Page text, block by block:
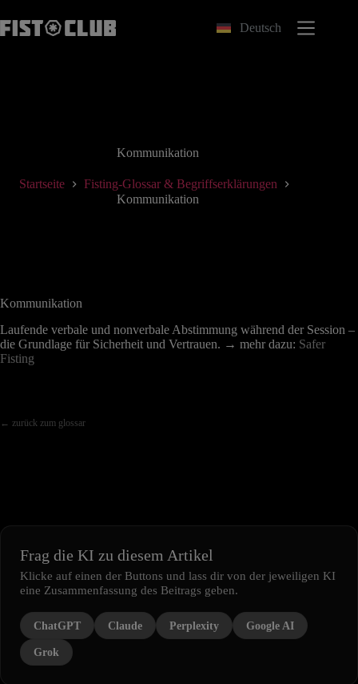
Inhalt
springen
Deutsch
Kommunikation
Startseite
Fisting-Glossar & Begriffserklärungen
Kommunikation
Kommunikation
Laufende verbale und nonverbale Abstimmung während der Session –
die Grundlage für Sicherheit und Vertrauen. → mehr dazu: Safer
Fisting
← zurück zum glossar
Frag die KI zu diesem Artikel
Klicke auf einen der Buttons und lass dir von der jeweiligen KI
eine Zusammenfassung des Beitrags geben.
ChatGPT Claude Perplexity Google AI
Grok